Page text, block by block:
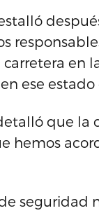
en
ese
que la
hemos
seguridad